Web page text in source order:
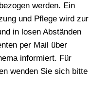
werden. Ein
und Pflege wird zur
in losen Abständen
per Mail über
informiert. Für
wenden Sie sich bitte